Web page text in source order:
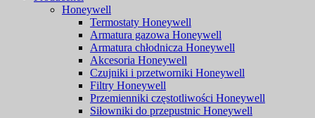
Honeywell
Termostaty Honeywell
Armatura gazowa Honeywell
Armatura chłodnicza Honeywell
Akcesoria Honeywell
Czujniki i przetworniki Honeywell
Filtry Honeywell
Przemienniki częstotliwości Honeywell
Siłowniki do przepustnic Honeywell